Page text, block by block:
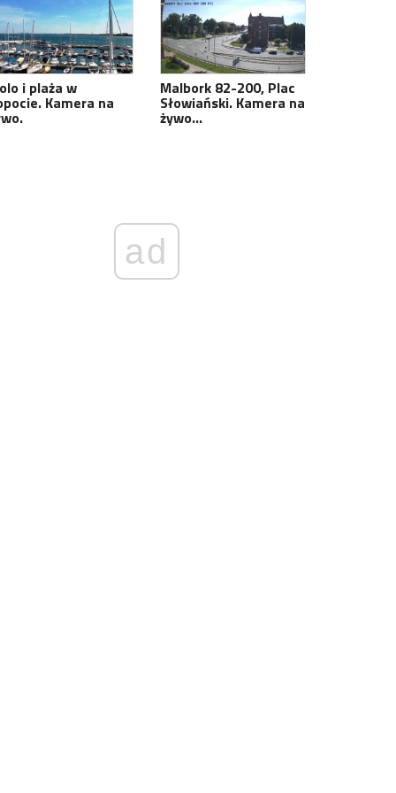
i plaża w
Kamera na
Malbork 82-200, Plac
Słowiański. Kamera na
żywo…
ad